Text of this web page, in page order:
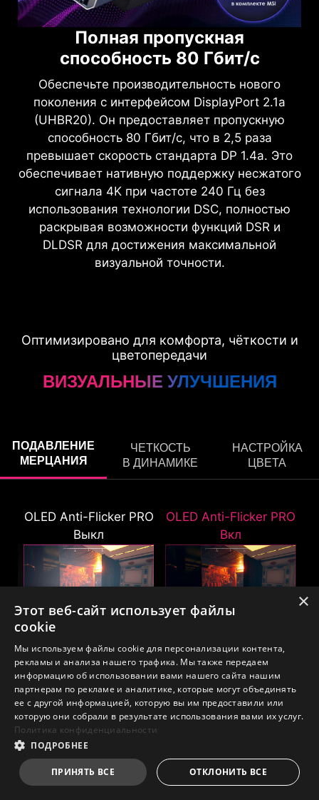
Полная пропускная
способность 80 Гбит/с
Обеспечьте производительность нового
поколения с интерфейсом DisplayPort 2.1a
(UHBR20). Он предоставляет пропускную
способность 80 Гбит/с, что в 2,5 раза
превышает скорость стандарта DP 1.4a. Это
обеспечивает нативную поддержку несжатого
сигнала 4K при частоте 240 Гц без
использования технологии DSC, полностью
раскрывая возможности функций DSR и
DLDSR для достижения максимальной
визуальной точности.
USB Type-Cс поддержкой
Power Delivery до 98 Вт
Интерфейс USB Type-C обеспечивает подачу
питания на подключённое устройство
мощностью до 98 Вт, а также передачу
видеосигнала в режиме DisplayPort Alt Mode
для удобного подключения дисплея через
один кабель.
Оптимизировано для комфорта, чёткости и
цветопередачи
ВИЗУАЛЬНЫЕ УЛУЧШЕНИЯ
ПОДАВЛЕНИЕ
МЕРЦАНИЯ
ЧЕТКОСТЬ
В ДИНАМИКЕ
НАСТРОЙКА
ЦВЕТА
OLED Anti-Flicker PRO
Выкл
OLED Anti-Flicker PRO
Вкл
Комфортный просмотр
OLED Anti-Flicker PRO с тремя уровнями
настройки эффективно устраняет мерцание
экрана, которое может отвлекать и утомлять
глаза. При этом функция полностью
совместима с технологией переменной
частоты обновления (VRR), обеспечивая
плавную и комфортную картинку в любых
SLMB Выкл
Заметное размытие в
движении, затруднённая
фокусировка на целях.
SLMB Вкл
динамики, сниженное
размытие и упрощённое
отслеживание целей.
*Примечание: Функция SLMB доступна только при
частоте обновления 180 Гц и 240 Гц и не может
использоваться одновременно с технологией VRR.
Повышенная чёткость в
движении
Точная настройка цвета
Настройте картинку именно так, как нравится
вам. Расширенные инструменты регулировки
насыщенности, шестинаправленной цветовой
идеальную цветопередачу — под ваши
задачи, контент и личные предпочтения.
×
Этот веб-сайт использует файлы
cookie
Мы используем файлы cookie для персонализации контента,
рекламы и анализа нашего трафика. Мы также передаем
информацию об использовании вами нашего сайта нашим
партнерам по рекламе и аналитике, которые могут объединять
ее с другой информацией, которую вы им предоставили или
которую они собрали в результате использования вами их услуг.
Политика конфиденциальности
ПОДРОБНЕЕ
ПРИНЯТЬ ВСЕ ОТКЛОНИТЬ ВСЕ